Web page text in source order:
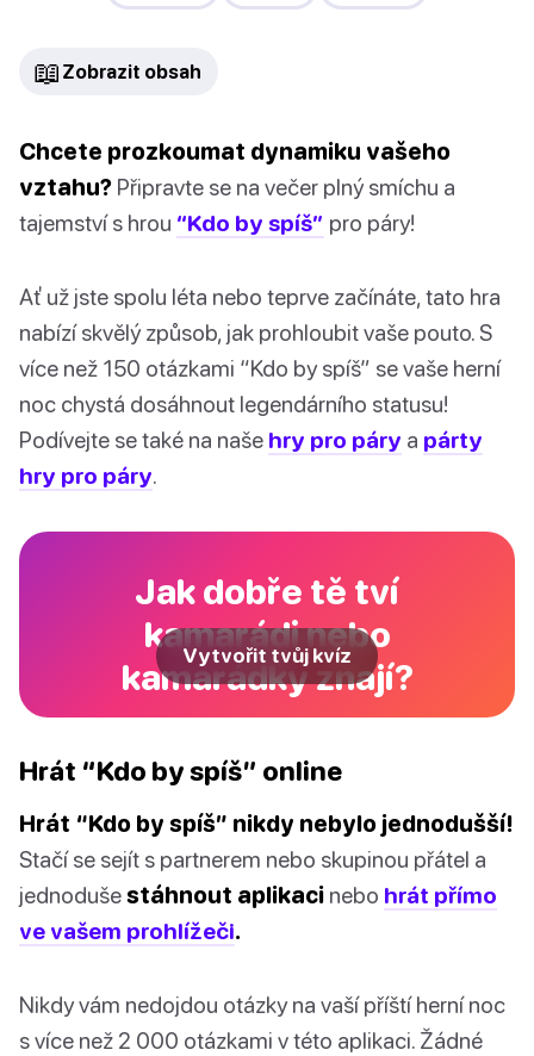
📖 Zobrazit obsah
Chcete prozkoumat dynamiku vašeho
vztahu? Připravte se na večer plný smíchu a
tajemství s hrou “Kdo by spíš” pro páry!
Ať už jste spolu léta nebo teprve začínáte, tato hra
nabízí skvělý způsob, jak prohloubit vaše pouto. S
více než 150 otázkami “Kdo by spíš” se vaše herní
noc chystá dosáhnout legendárního statusu!
Podívejte se také na naše hry pro páry a párty
hry pro páry.
Jak dobře tě tví
kamarádi nebo
kamarádky znají?
Vytvořit tvůj kvíz
Hrát “Kdo by spíš” online
Hrát “Kdo by spíš” nikdy nebylo jednodušší!
Stačí se sejít s partnerem nebo skupinou přátel a
jednodušestáhnout aplikaci nebo hrát přímo
ve vašem prohlížeči.
Nikdy vám nedojdou otázky na vaší příští herní noc
s více než 2 000 otázkami v této aplikaci. Žádné